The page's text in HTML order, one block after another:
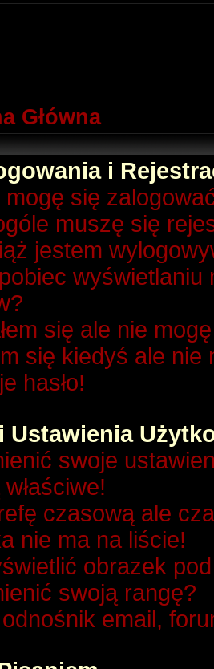
Główna
i
się
muszę się
jestem
się ale nie
się kiedyś ale
hasło!
Ustawienia
swoje
czasową ale
nie ma na liście!
obrazek
swoją rangę?
email,